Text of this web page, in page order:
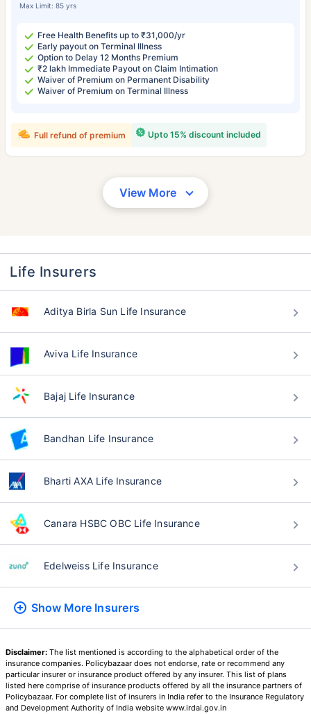
Max Limit: 85 yrs
Free Health Benefits up to ₹31,000/yr
Early payout on Terminal Illness
Option to Delay 12 Months Premium
₹2 lakh Immediate Payout on Claim Intimation
Waiver of Premium on Permanent Disability
Waiver of Premium on Terminal Illness
Upto 15% discount included
Full refund of premium
View More
Life Insurers
Aditya Birla Sun Life Insurance
Aviva Life Insurance
Bajaj Life Insurance
Bandhan Life Insurance
Bharti AXA Life Insurance
Canara HSBC OBC Life Insurance
Edelweiss Life Insurance
Show More Insurers
Disclaimer: The list mentioned is according to the alphabetical order of the
insurance companies. Policybazaar does not endorse, rate or recommend any
particular insurer or insurance product offered by any insurer. This list of plans
listed here comprise of insurance products offered by all the insurance partners of
Policybazaar. For complete list of insurers in India refer to the Insurance Regulatory
and Development Authority of India website www.irdai.gov.in
वय टर्म विमा प्रीमियमवर कसा
तुमच्या कुटुंबाची सुरक्षा फक्त एक पाऊल दूर आह